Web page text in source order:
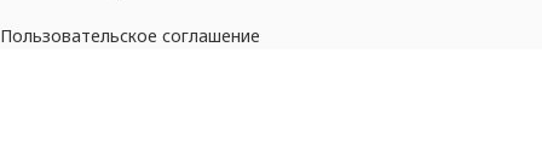
Пользовательское соглашение